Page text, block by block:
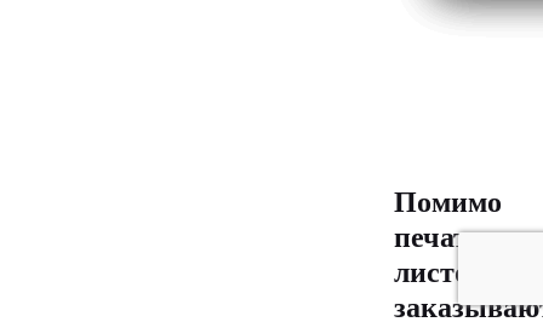
Помимо
печати
листовок